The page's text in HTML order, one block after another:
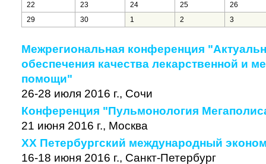
22
23 24 25
26
29
30 1 2 3
Межрегиональная конференция
обеспечения качества лекарственной и
помощи"
26-28 июля 2016 г., Сочи
Конференция "Пульмонология
21 июня 2016 г., Москва
ХХ Петербургский международный
16-18 июня 2016 г., Санкт-Петербург